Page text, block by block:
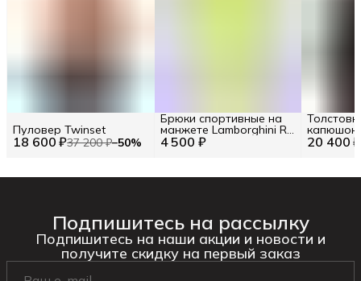
18 600 ₽37 200 ₽−50%
Пуловер Twinset
4 500 ₽
Брюки спортивные на
манжете Lamborghini RU
50 / EU 48 / M 20 400 ₽
Подпишитесь на рассылку
Подпишитесь на наши акции и новости и
получите скидку на первый заказ